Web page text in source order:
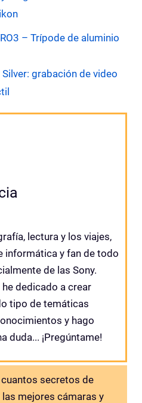
– Trípode de aluminio
grabación de video
lectura y los viajes,
informática y fan de todo
de las Sony.
dedicado a crear
tipo de temáticas
y hago
duda... ¡Pregúntame!
secretos de
mejores cámaras y